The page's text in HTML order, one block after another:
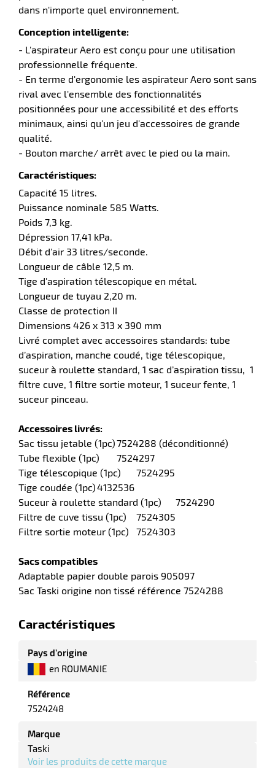
dans n'importe quel environnement.
Conception intelligente:
- L'aspirateur Aero est conçu pour une utilisation
professionnelle fréquente.
- En terme d'ergonomie les aspirateur Aero sont sans
rival avec l'ensemble des fonctionnalités
positionnées pour une accessibilité et des efforts
minimaux, ainsi qu'un jeu d'accessoires de grande
qualité.
- Bouton marche/ arrêt avec le pied ou la main.
Caractéristiques:
Capacité 15 litres.
Puissance nominale 585 Watts.
Poids 7,3 kg.
Dépression 17,41 kPa.
Débit d'air 33 litres/seconde.
Longueur de câble 12,5 m.
Tige d'aspiration télescopique en métal.
Longueur de tuyau 2,20 m.
Classe de protection II
Dimensions 426 x 313 x 390 mm
Livré complet avec accessoires standards: tube
d’aspiration, manche coudé, tige télescopique,
suceur à roulette standard, 1 sac d’aspiration tissu, 1
filtre cuve, 1 filtre sortie moteur, 1 suceur fente, 1
suceur pinceau.
Accessoires livrés:
Sac tissu jetable (1pc)7524288 (déconditionné)
Tube flexible (1pc)
7524297
Tige télescopique (1pc)
7524295
Tige coudée (1pc)4132536
Suceur à roulette standard (1pc)
7524290
Filtre de cuve tissu (1pc)
7524305
Filtre sortie moteur (1pc)
7524303
Sacs compatibles
Adaptable papier double parois 905097
Sac Taski origine non tissé référence 7524288
Caractéristiques
Pays d’origine
en ROUMANIE
Référence
7524248
Marque
Taski
Voir les produits de cette marque